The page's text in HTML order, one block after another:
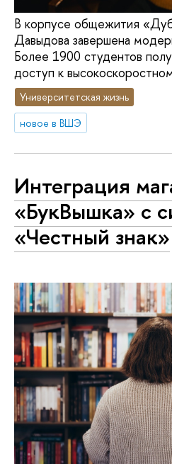
В корпусе общежития
Давыдова завершена
Более 1900 студентов
доступ к
Университетская жизнь
новое в ВШЭ
Интеграция
«БукВышка» с
«Честный знак»